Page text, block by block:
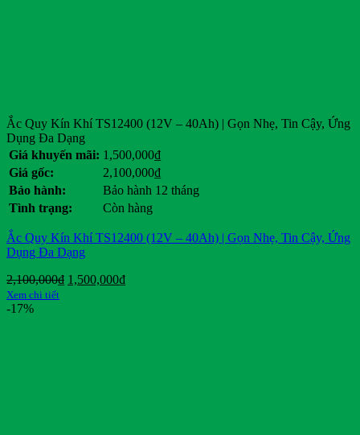
Ắc Quy Kín Khí TS12400 (12V – 40Ah) | Gọn Nhẹ, Tin Cậy, Ứng
Dụng Đa Dạng
Giá khuyến mãi: 1,500,000₫
Giá gốc:
2,100,000₫
Bảo hành:
Bảo hành 12 tháng
Tình trạng:
Còn hàng
Ắc Quy Kín Khí TS12400 (12V – 40Ah) | Gọn Nhẹ, Tin Cậy, Ứng
Dụng Đa Dạng
2,100,000₫ Giá
1,500,000₫Giá
Xem chi tiết
-17%